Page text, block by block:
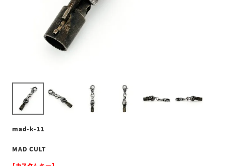
mad-k-11
MAD CULT